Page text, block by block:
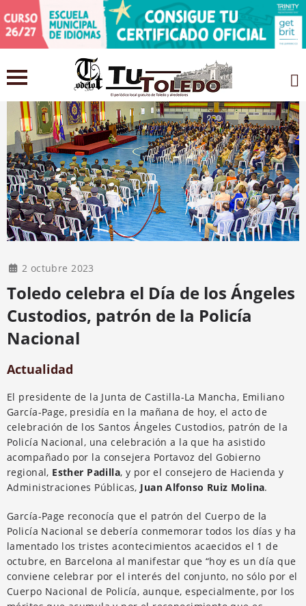
2 octubre 2023
Toledo celebra el Día de los Ángeles
Custodios, patrón de la Policía
Nacional
Actualidad
El presidente de la Junta de Castilla-La Mancha, Emiliano
García-Page, presidía en la mañana de hoy, el acto de
celebración de los Santos Ángeles Custodios, patrón de la
Policía Nacional, una celebración a la que ha asistido
acompañado por la consejera Portavoz del Gobierno
regional, Esther Padilla, y por el consejero de Hacienda y
Administraciones Públicas, Juan Alfonso Ruiz Molina.
García-Page reconocía que el patrón del Cuerpo de la
Policía Nacional se debería conmemorar todos los días y ha
lamentado los tristes acontecimientos acaecidos el 1 de
octubre, en Barcelona al manifestar que “hoy es un día que
conviene celebrar por el interés del conjunto, no sólo por el
Cuerpo Nacional de Policía, aunque, especialmente, por los